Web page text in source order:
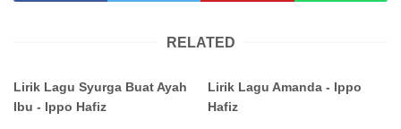
RELATED
Lirik Lagu Syurga Buat Ayah
Ibu - Ippo Hafiz
Lirik Lagu Amanda - Ippo
Hafiz